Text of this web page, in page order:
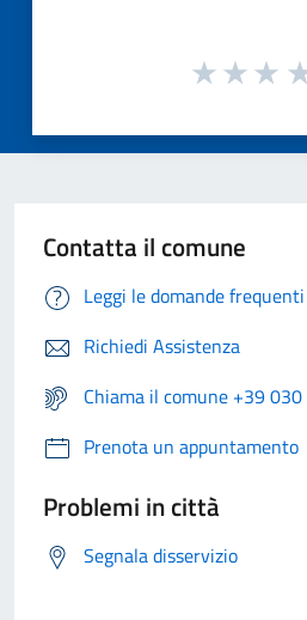
Contatta il comune
Leggi le domande frequenti
Richiedi Assistenza
Chiama il comune +39
Prenota un appuntamento
Problemi in città
Segnala disservizio